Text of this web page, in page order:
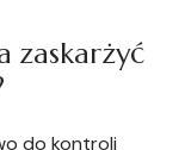
zaskarżyć
do kontroli